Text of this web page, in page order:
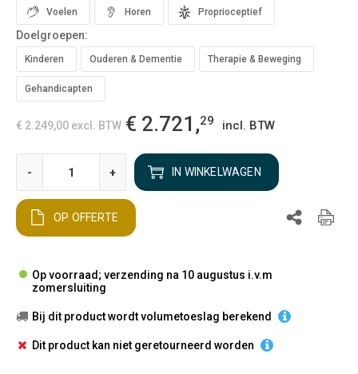
Voelen Horen Proprioceptief
Doelgroepen:
Kinderen Ouderen & Dementie Therapie & Beweging
Gehandicapten
€ 2.249,00 excl. BTW € 2.721,29 incl. BTW
- + IN WINKELWAGEN
OP OFFERTE
Op voorraad; verzending na 10 augustus i.v.m
zomersluiting
Bij dit product wordt volumetoeslag berekend
Dit product kan niet geretourneerd worden